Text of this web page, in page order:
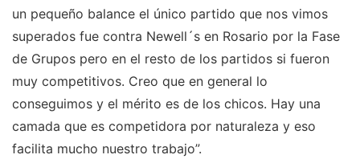
un pequeño balance el único partido que nos vimos
superados fue contra Newell´s en Rosario por la Fase
de Grupos pero en el resto de los partidos si fueron
muy competitivos. Creo que en general lo
conseguimos y el mérito es de los chicos. Hay una
camada que es competidora por naturaleza y eso
facilita mucho nuestro trabajo”.